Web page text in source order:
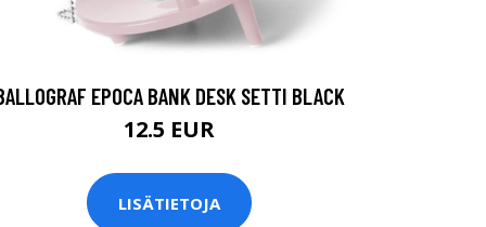
EPOCA BANK DESK SETTI BLACK
12.5 EUR
LISÄTIETOJA